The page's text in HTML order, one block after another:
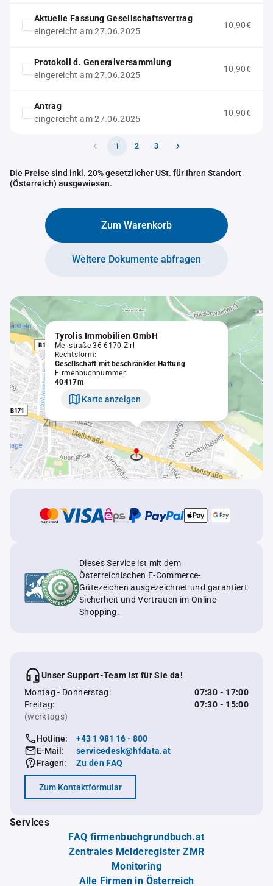
Aktuelle Fassung Gesellschaftsvertrag
eingereicht am 27.06.2025
10,90€
Protokoll d. Generalversammlung
eingereicht am 27.06.2025
10,90€
Antrag
eingereicht am 27.06.2025
10,90€
1 2 3
Die Preise sind inkl. 20% gesetzlicher USt. für Ihren Standort
(Österreich) ausgewiesen.
Zum Warenkorb
Weitere Dokumente abfragen
Tyrolis Immobilien GmbH
Meilstraße 36 6170 Zirl
Rechtsform:
Gesellschaft mit beschränkter Haftung
Firmenbuchnummer:
40417m
Karte anzeigen
Dieses Service ist mit dem
Österreichischen E-Commerce-
Gütezeichen ausgezeichnet und garantiert
Sicherheit und Vertrauen im Online-
Shopping.
Unser Support-Team ist für Sie da!
Montag - Donnerstag:
07:30 - 17:00
Freitag:
07:30 - 15:00
(werktags)
Hotline:
+43 1 981 16 - 800
E-Mail:
servicedesk@hfdata.at
Fragen:
Zu den FAQ
Zum Kontaktformular
Services
FAQ firmenbuchgrundbuch.at
Zentrales Melderegister ZMR
Monitoring
Alle Firmen in Österreich